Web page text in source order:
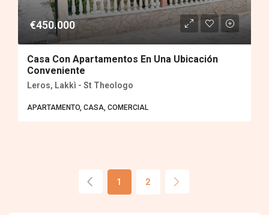
€450.000
Casa Con Apartamentos En Una Ubicación
Conveniente
Leros, Lakkì - St Theologo
APARTAMENTO, CASA, COMERCIAL
1 2